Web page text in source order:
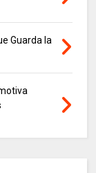
Guarda la